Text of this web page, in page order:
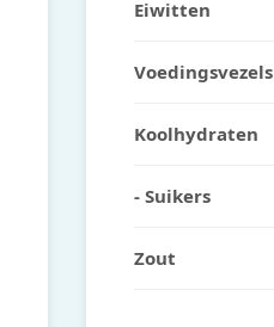
Eiwitten
Voedingsvezels
Koolhydraten
- Suikers
Zout